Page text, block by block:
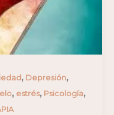
, Depresión,
, estrés, Psicología,